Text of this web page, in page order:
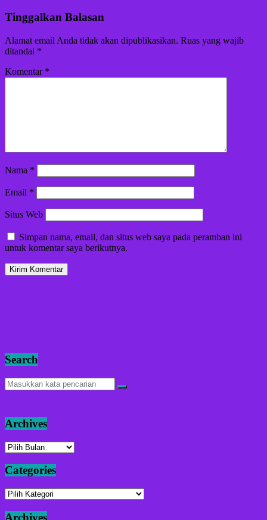
Tinggalkan Balasan
Alamat email Anda tidak akan dipublikasikan. Ruas yang wajib
ditandai *
Komentar *
Nama *
Email *
Situs Web
Simpan nama, email, dan situs web saya pada peramban ini
untuk komentar saya berikutnya.
Search
Archives
Archives
Categories
Categories
Archives